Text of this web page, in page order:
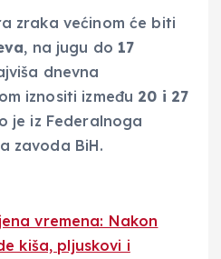
zraka većinom će biti
, na jugu do 17
dnevna
iznositi između 20 i 27
je iz Federalnoga
zavoda BiH.
vremena: Nakon
kiša, pljuskovi i